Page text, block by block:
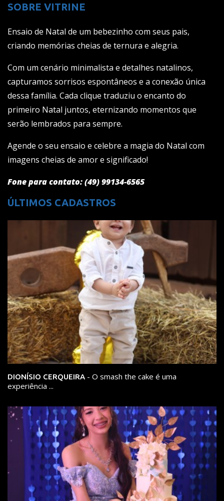
SOBRE VITRINE
Ensaio de Natal de um bebezinho com seus pais,
criando memórias cheias de ternura e alegria.
Com um cenário minimalista e detalhes natalinos,
capturamos sorrisos espontâneos e a conexão única
dessa família. Cada clique traduziu o encanto do
primeiro Natal juntos, eternizando momentos que
serão lembrados para sempre.
Agende o seu ensaio e celebre a magia do Natal com
imagens cheias de amor e significado!
Fone para contato: (49) 99134-6565
ÚLTIMOS CADASTROS
DIONÍSIO CERQUEIRA - O smash the cake é uma
experiência ...